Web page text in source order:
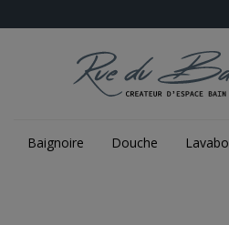
Baignoire Douche Lavabo